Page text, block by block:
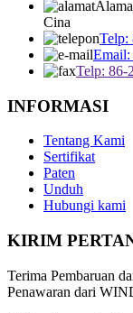
Cina
Telp:
Email:
Telp: 86-
INFORMASI
Tentang Kami
Sertifikat
Paten
Unduh
Hubungi kami
KIRIM
Terima Pembaruan
Penawaran dari